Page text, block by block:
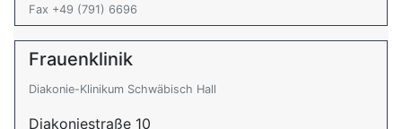
Fax +49 (791) 6696
Frauenklinik
Diakonie-Klinikum Schwäbisch Hall
Diakoniestraße 10